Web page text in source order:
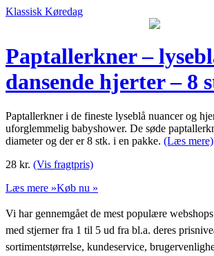
Klassisk Køredag
Paptallerkner –
dansende hjerter – 8
Paptallerkner i de fineste lyseblå nuancer og
uforglemmelig babyshower. De søde
diameter og der er 8 stk. i en pakke. (Læs mere)
28 kr. (Vis fragtpris)
Læs mere »Køb nu »
Vi har gennemgået de mest populære
med stjerner fra 1 til 5 ud fra bl.a. deres
sortimentstørrelse, kundeservice,